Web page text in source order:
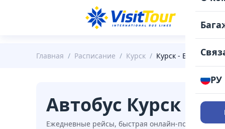
РУ
Главная / Расписание / Курск / Курск - Бобруйск
Автобус Курск →
Ежедневные рейсы, быстрая онлайн-покупка,